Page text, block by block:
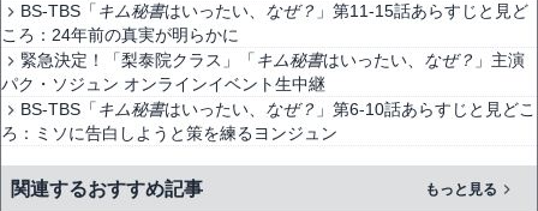
BS-TBS「 キム秘書はいったい、 なぜ？ 」第11-15話あらすじと見ど
ころ：24年前の真実が明らかに
緊急決定！「梨泰院クラス」「 キム秘書はいったい、 なぜ？ 」主演
パク・ソジュン オンラインイベント生中継
BS-TBS「 キム秘書はいったい、 なぜ？ 」第6-10話あらすじと見どこ
ろ：ミソに告白しようと策を練るヨンジュン
関連するおすすめ記事 もっと見る